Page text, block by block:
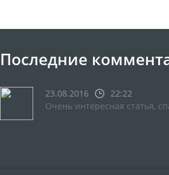
Последние
23.08.2016
22:22
Очень интересная статья,